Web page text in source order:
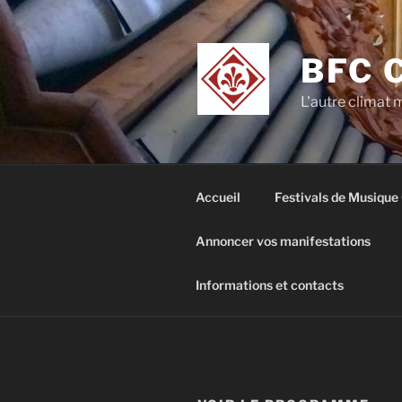
Aller
au
contenu
principal
BFC
L'autre climat
Accueil Festivals de
Annoncer vos manifestations
Informations et contacts